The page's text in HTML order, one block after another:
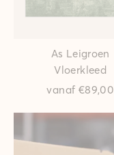
As Leigroen
Vloerkleed
vanaf €89,00